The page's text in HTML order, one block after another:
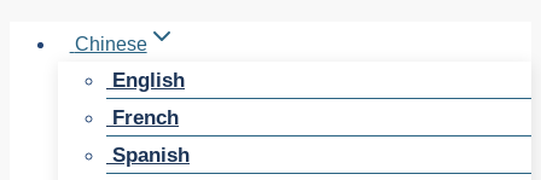
Chinese
English
French
Spanish